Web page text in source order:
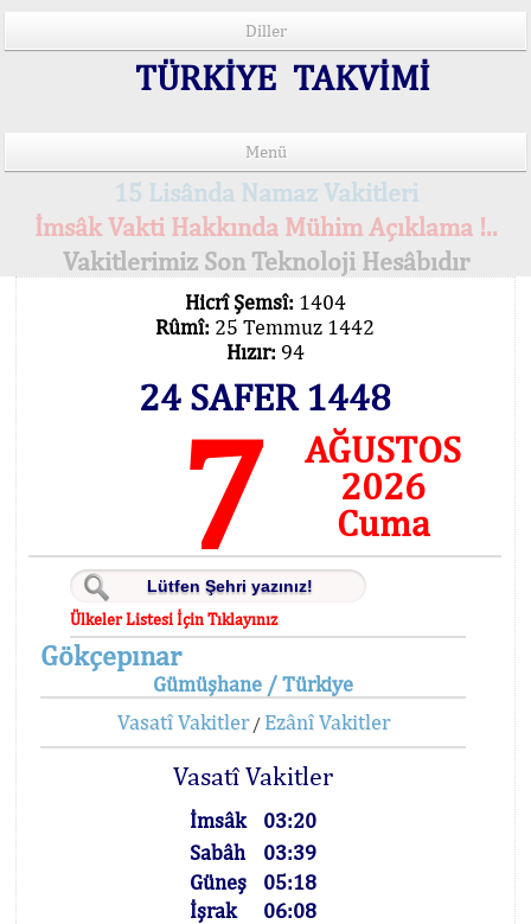
Diller
TÜRKİYE TAKVİMİ
Menü
15 Lisânda Namaz Vakitleri
İmsâk Vakti Hakkında Mühim Açıklama !..
Vakitlerimiz Son Teknoloji Hesâbıdır
Hicrî Şemsî: 1404
Rûmî: 25 Temmuz 1442
Hızır: 94
24 SAFER 1448
7
AĞUSTOS
2026
Cuma
Ülkeler Listesi İçin Tıklayınız
Gökçepınar
Gümüşhane / Türkiye
Vasatî Vakitler/ Ezânî Vakitler
Vasatî Vakitler
İmsâk
03:20
Sabâh
03:39
Güneş
05:18
İşrak
06:08